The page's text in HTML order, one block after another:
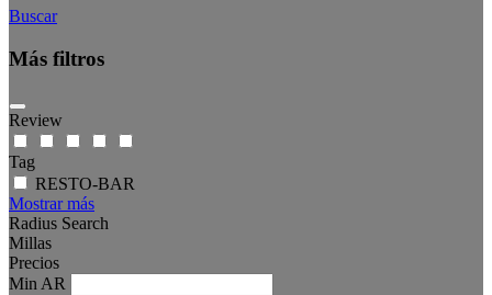
Buscar
Más filtros
Review
Tag
RESTO-BAR
Mostrar más
Radius Search
Millas
Precios
Min AR